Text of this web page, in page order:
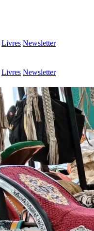
Livres Newsletter
Livres Newsletter